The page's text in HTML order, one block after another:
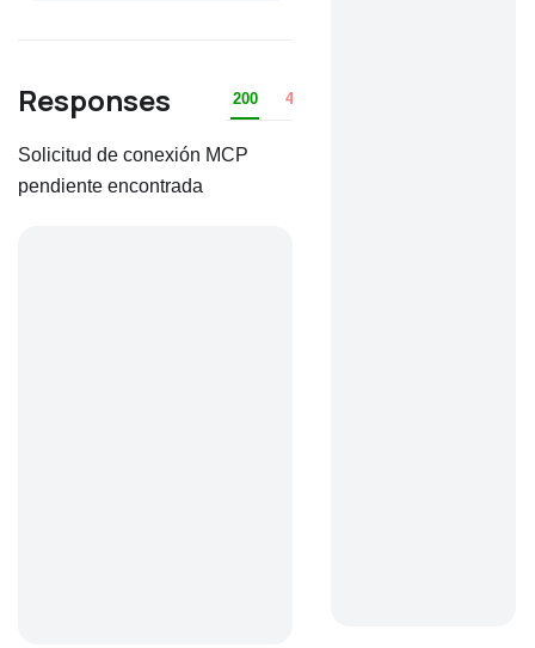
Responses 200 401
Solicitud de conexión MCP
pendiente encontrada